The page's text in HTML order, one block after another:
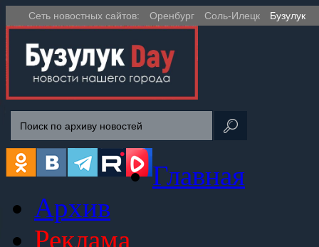
Сеть новостных сайтов: Оренбург Соль-Илецк Бузулук
Главная
Архив
Реклама